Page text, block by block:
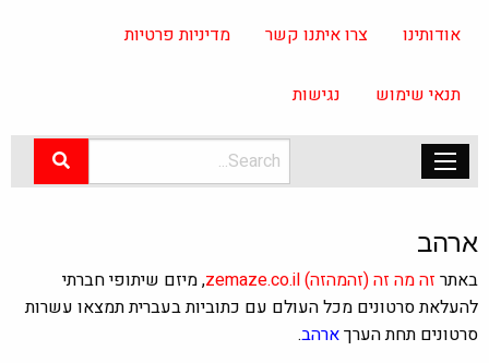
אודותינו צרו איתנו קשר מדיניות פרטיות
תנאי שימוש נגישות
ארהב
באתרזה מה זה(זהמהזה)zemaze.co.il, מיזם שיתופי חברתי
להעלאת סרטונים מכל העולם עם כתוביות בעברית תמצאו עשרות
סרטונים תחת הערךארהב.